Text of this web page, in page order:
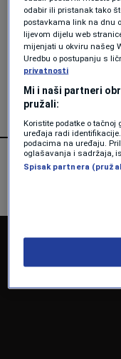
odabir ili pristanak tako
postavkama link na dnu
lijevom dijelu web
mijenjati u okviru našeg
Uredbu o postupanju s
privatnosti
Mi i naši partneri
pružali:
Koristite podatke o
uređaja radi
podacima na uređaju.
oglašavanja i sadržaja,
Spisak partnera